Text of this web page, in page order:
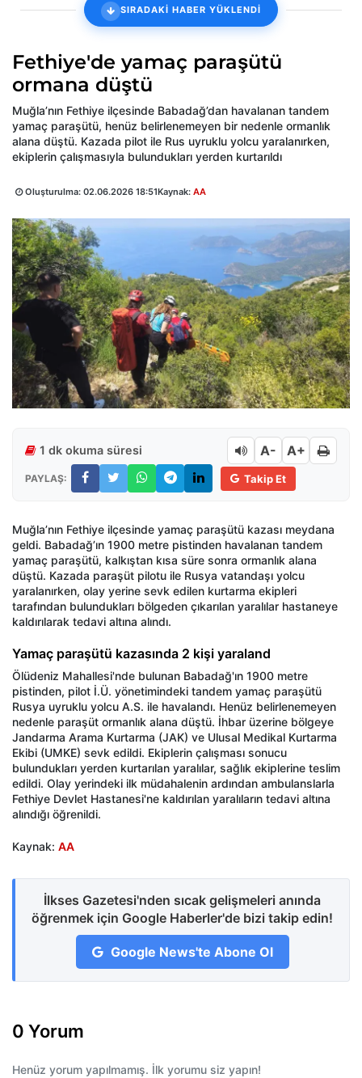
SIRADAKİ HABER YÜKLENDİ
Fethiye'de yamaç paraşütü
ormana düştü
Muğla’nın Fethiye ilçesinde Babadağ’dan havalanan tandem
yamaç paraşütü, henüz belirlenemeyen bir nedenle ormanlık
alana düştü. Kazada pilot ile Rus uyruklu yolcu yaralanırken,
ekiplerin çalışmasıyla bulundukları yerden kurtarıldı
Oluşturulma: 02.06.2026 18:51Kaynak: AA
1 dk okuma süresi A- A+
PAYLAŞ: Takip Et
Muğla’nın Fethiye ilçesinde yamaç paraşütü kazası meydana
geldi. Babadağ’ın 1900 metre pistinden havalanan tandem
yamaç paraşütü, kalkıştan kısa süre sonra ormanlık alana
düştü. Kazada paraşüt pilotu ile Rusya vatandaşı yolcu
yaralanırken, olay yerine sevk edilen kurtarma ekipleri
tarafından bulundukları bölgeden çıkarılan yaralılar hastaneye
kaldırılarak tedavi altına alındı.
Yamaç paraşütü kazasında 2 kişi yaraland
Ölüdeniz Mahallesi'nde bulunan Babadağ'ın 1900 metre
pistinden, pilot İ.Ü. yönetimindeki tandem yamaç paraşütü
Rusya uyruklu yolcu A.S. ile havalandı. Henüz belirlenemeyen
nedenle paraşüt ormanlık alana düştü. İhbar üzerine bölgeye
Jandarma Arama Kurtarma (JAK) ve Ulusal Medikal Kurtarma
Ekibi (UMKE) sevk edildi. Ekiplerin çalışması sonucu
bulundukları yerden kurtarılan yaralılar, sağlık ekiplerine teslim
edildi. Olay yerindeki ilk müdahalenin ardından ambulanslarla
Fethiye Devlet Hastanesi'ne kaldırılan yaralıların tedavi altına
alındığı öğrenildi.
Kaynak: AA
İlkses Gazetesi'nden sıcak gelişmeleri anında
öğrenmek için Google Haberler'de bizi takip edin!
Google News'te Abone Ol
0 Yorum
Henüz yorum yapılmamış. İlk yorumu siz yapın!